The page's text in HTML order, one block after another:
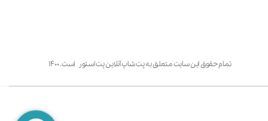
تمام حقوق این سایت متعلق به پت شاپ آنلاین پت استور است. ۱۴۰۰